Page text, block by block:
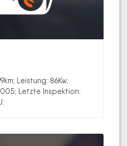
Leistung: 86Kw;
Letzte Inspektion: